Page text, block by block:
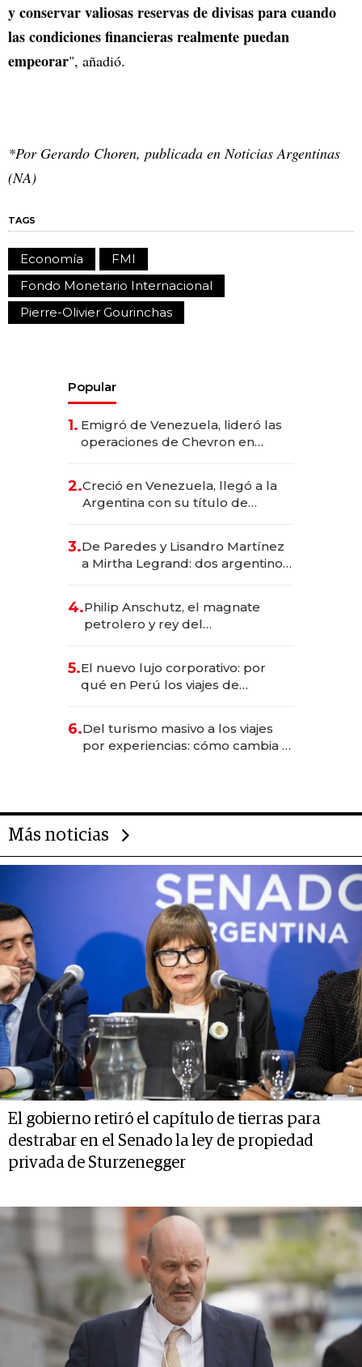
y conservar valiosas reservas de divisas para cuando
las condiciones financieras realmente puedan
empeorar", añadió.
*Por Gerardo Choren, publicada en Noticias Argentinas
(NA)
TAGS
Economía
FMI
Fondo Monetario Internacional
Pierre-Olivier Gourinchas
Popular
1. Emigró de Venezuela, lideró las
operaciones de Chevron en
2.Creció en Venezuela, llegó a la
Argentina con su título de
las marcas "fast premium"
3.De Paredes y Lisandro Martínez
a Mirtha Legrand: dos argentinos
4.Philip Anschutz, el magnate
petrolero y rey del
Fénix
5.El nuevo lujo corporativo: por
qué en Perú los viajes de
transformadoras
6.Del turismo masivo a los viajes
por experiencias: cómo cambia el
Más noticias
El gobierno retiró el capítulo de tierras para
destrabar en el Senado la ley de propiedad
privada de Sturzenegger